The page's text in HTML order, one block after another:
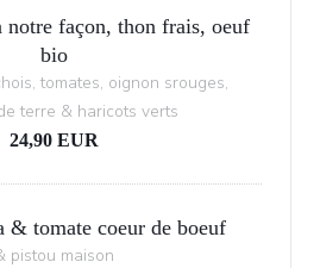
notre façon, thon frais, oeuf
bio
tomates, oignon srouges,
terre & haricots verts
24,90 EUR
& tomate coeur de boeuf
pistou maison